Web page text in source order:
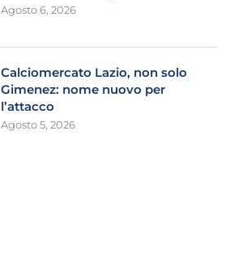
Agosto 6, 2026
Calciomercato Lazio, non solo
Gimenez: nome nuovo per
l’attacco
Agosto 5, 2026